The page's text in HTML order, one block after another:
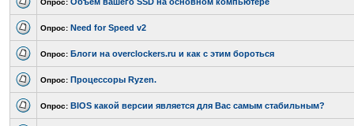
Опрос:
Опрос: Need for Speed v2
Опрос: Блоги на overclockers.ru и как с этим бороться
Опрос: Процессоры Ryzen.
Опрос: BIOS какой версии является для Вас самым стабильным?